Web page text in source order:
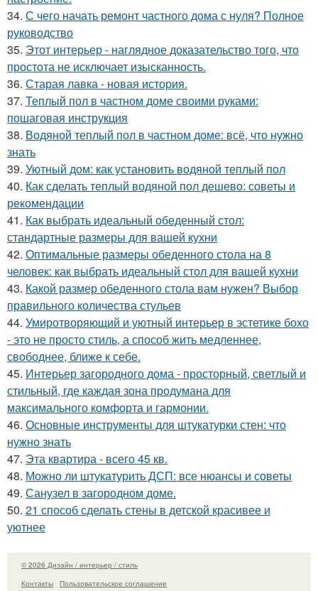
34. С чего начать ремонт частного дома с нуля? Полное
руководство
35. Этот интерьер - наглядное доказательство того, что
простота не исключает изысканность.
36. Старая лавка - новая история.
37. Теплый пол в частном доме своими руками:
пошаговая инструкция
38. Водяной теплый пол в частном доме: всё, что нужно
знать
39. Уютный дом: как установить водяной теплый пол
40. Как сделать теплый водяной пол дешево: советы и
рекомендации
41. Как выбрать идеальный обеденный стол:
стандартные размеры для вашей кухни
42. Оптимальные размеры обеденного стола на 8
человек: как выбрать идеальный стол для вашей кухни
43. Какой размер обеденного стола вам нужен? Выбор
правильного количества стульев
44. Умиротворяющий и уютный интерьер в эстетике бохо
- это не просто стиль, а способ жить медленнее,
свободнее, ближе к себе.
45. Интерьер загородного дома - просторный, светлый и
стильный, где каждая зона продумана для
максимального комфорта и гармонии.
46. Основные инструменты для штукатурки стен: что
нужно знать
47. Эта квартира - всего 45 кв.
48. Можно ли штукатурить ДСП: все нюансы и советы
49. Санузел в загородном доме.
50. 21 способ сделать стены в детской красивее и
уютнее
© 2026 Дизайн / интерьер / стиль
Контакты
Пользовательское соглашение